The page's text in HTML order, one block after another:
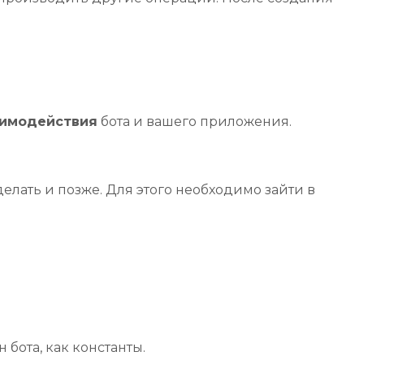
бота и вашего приложения.
и позже. Для этого необходимо зайти в
как константы.